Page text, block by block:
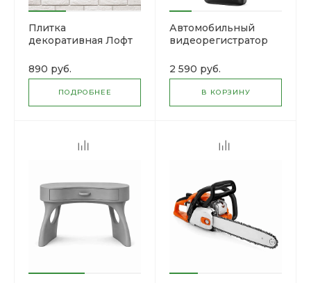
Плитка
декоративная Лофт
890 руб.
ПОДРОБНЕЕ
Автомобильный
видеорегистратор
2 590 руб.
В КОРЗИНУ